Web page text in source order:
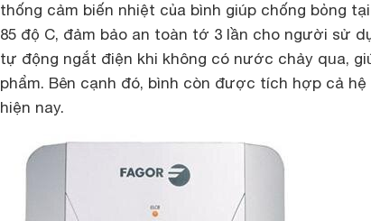
thống cảm biến nhiệt của bình giúp chống bỏng
85 độ C, đảm bảo an toàn tớ 3 lần cho người sử
tự động ngắt điện khi không có nước chảy qua,
phẩm. Bên cạnh đó, bình còn được tích hợp cả
hiện nay.